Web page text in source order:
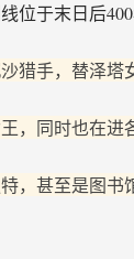
位于末日后
猎手，替泽塔
，同时也在进
，甚至是图书